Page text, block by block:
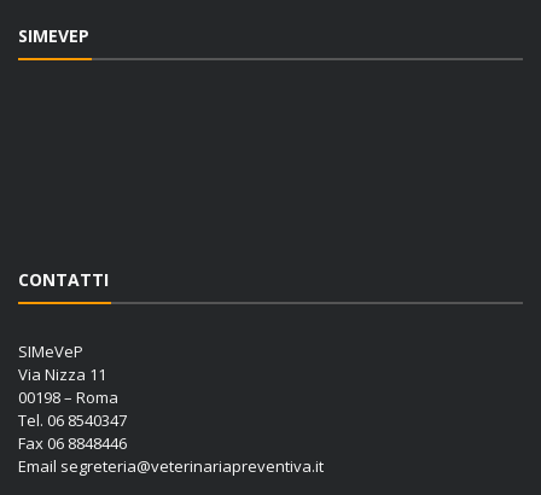
SIMEVEP
CONTATTI
SIMeVeP
Via Nizza 11
00198 – Roma
Tel. 06 8540347
Fax 06 8848446
Email segreteria@veterinariapreventiva.it